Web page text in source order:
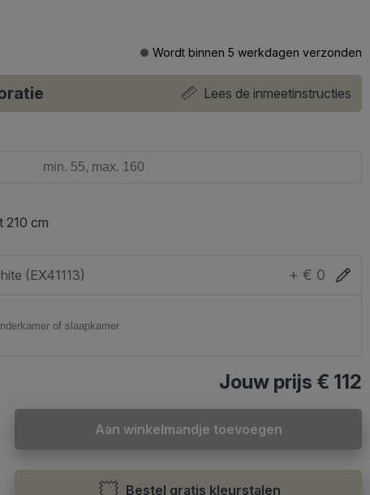
Wordt binnen 5 werkdagen verzonden
Lees de inmeetinstructies
210 cm
(EX41113) + € 0
Jouw prijs € 112
Aan winkelmandje toevoegen
Bestel gratis kleurstalen